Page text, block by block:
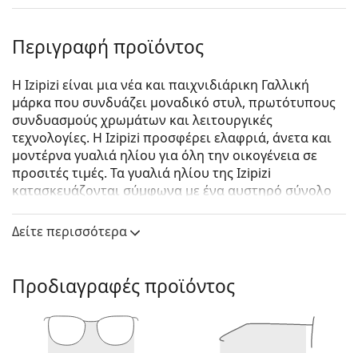
Περιγραφή προϊόντος
Η Izipizi είναι μια νέα και παιχνιδιάρικη Γαλλική
μάρκα που συνδυάζει μοναδικό στυλ, πρωτότυπους
συνδυασμούς χρωμάτων και λειτουργικές
τεχνολογίες. Η Izipizi προσφέρει ελαφριά, άνετα και
μοντέρνα γυαλιά ηλίου για όλη την οικογένεια σε
προσιτές τιμές. Τα γυαλιά ηλίου της Izipizi
κατασκευάζονται σύμφωνα με ένα αυστηρό σύνολο
μωρά, σε πολύ μικρή ηλικία, δεν περιλαμβάνει BPA
και είναι υποαλλεργική. Για να προσδιορίσετε το
μετράτε πάντα τις παραμέτρους σύμφωνα με το
παρακάτω σχήμα, ειδικά για τα παιδικά γυαλιά.
Izipizi Sun #Cruise Black Gray Shading lensesείναι
unisex γυαλιά ηλίου.
Δείτε περισσότερα
Προδιαγραφές προϊόντος